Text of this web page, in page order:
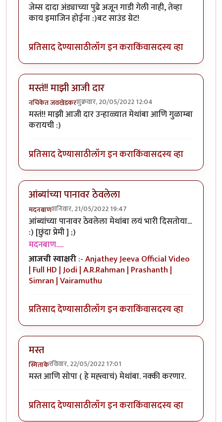
जेम्स दादा अंड्याच्या पुढे अजून गाडी गेली नाही, तेव्हा
काय इमाजिन होईना :)बट साउंड ग्रेट!
प्रतिसाद देण्यासाठीलॉग इन कराकिंवासदस्य व्हा
मस्तं!! माझी आजी दार
नचिकेत जवखेडकरशुक्रवार, 20/05/2022 12:04
मस्तं!! माझी आजी दार उन्हाळ्यात मेथांबा आणि गुळाम्बा
करायची :)
प्रतिसाद देण्यासाठीलॉग इन कराकिंवासदस्य व्हा
आंब्यांच्या पानावर ठेवलेला
मदनबाणशनिवार, 21/05/2022 19:47
आंब्यांच्या पानावर ठेवलेला मेथांबा लयं भारी दिसतोया...
:) [छुंदा प्रेमी ] ;)
मदनबाण.....
आजची स्वाक्षरी:-Anjathey Jeeva Official Video
| Full HD | Jodi | A.R.Rahman | Prashanth |
Simran | Vairamuthu
प्रतिसाद देण्यासाठीलॉग इन कराकिंवासदस्य व्हा
मस्त
स्मिताकेरविवार, 22/05/2022 17:01
मस्त आणि सोपा ( हे मह्त्त्वाचं) मेथांबा. नक्की करणार.
प्रतिसाद देण्यासाठीलॉग इन कराकिंवासदस्य व्हा